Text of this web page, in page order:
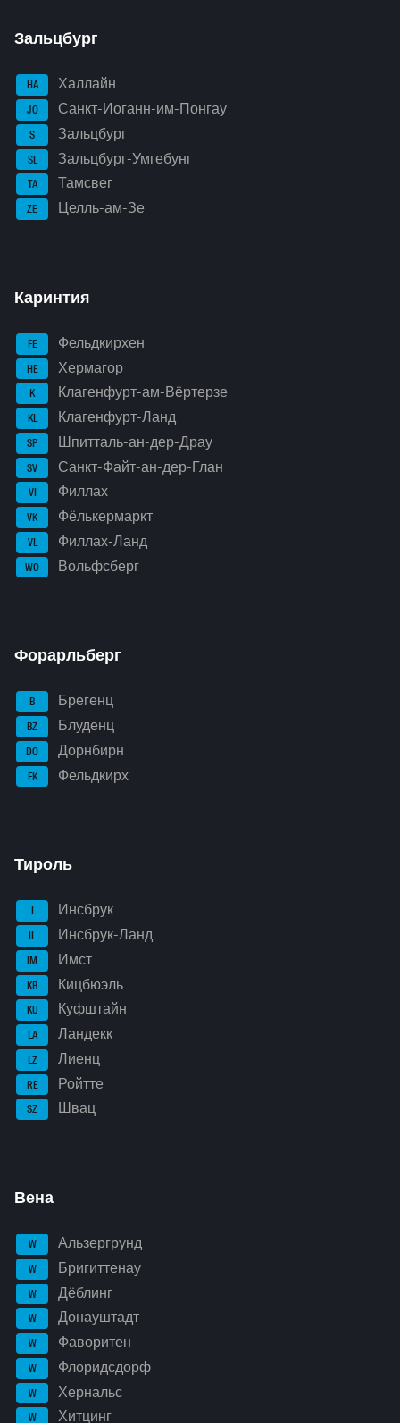
Зальцбург
HA Халлайн
JO Санкт-Иоганн-им-Понгау
S Зальцбург
SL Зальцбург-Умгебунг
TA Тамсвег
ZE Целль-ам-Зе
Каринтия
FE Фельдкирхен
HE Хермагор
K Клагенфурт-ам-Вёртерзе
KL Клагенфурт-Ланд
SP Шпитталь-ан-дер-Драу
SV Санкт-Файт-ан-дер-Глан
VI Филлах
VK Фёлькермаркт
VL Филлах-Ланд
WO Вольфсберг
Форарльберг
B Брегенц
BZ Блуденц
DO Дорнбирн
FK Фельдкирх
Тироль
I Инсбрук
IL Инсбрук-Ланд
IM Имст
KB Кицбюэль
KU Куфштайн
LA Ландекк
LZ Лиенц
RE Ройтте
SZ Швац
Вена
W Альзергрунд
W Бригиттенау
W Дёблинг
W Донауштадт
W Фаворитен
W Флоридсдорф
W Хернальс
W Хитцинг